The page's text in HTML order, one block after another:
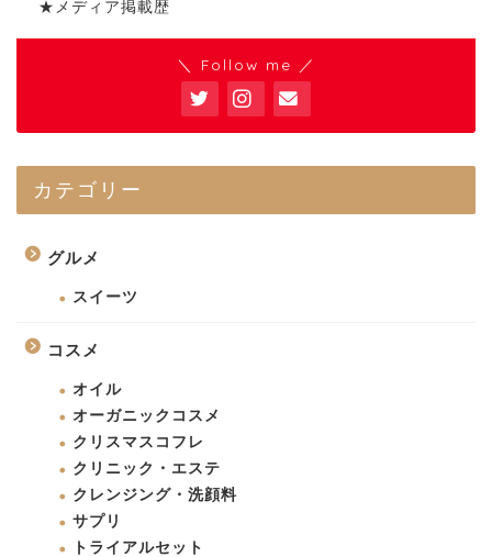
★メディア掲載歴
＼ Follow me ／
カテゴリー
グルメ
スイーツ
コスメ
オイル
オーガニックコスメ
クリスマスコフレ
クリニック・エステ
クレンジング・洗顔料
サプリ
トライアルセット